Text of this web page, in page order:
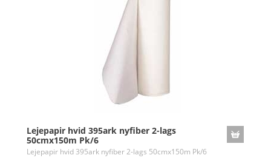
Lejepapir hvid 395ark nyfiber 2-lags
50cmx150m Pk/6
Lejepapir hvid 395ark nyfiber 2-lags 50cmx150m Pk/6